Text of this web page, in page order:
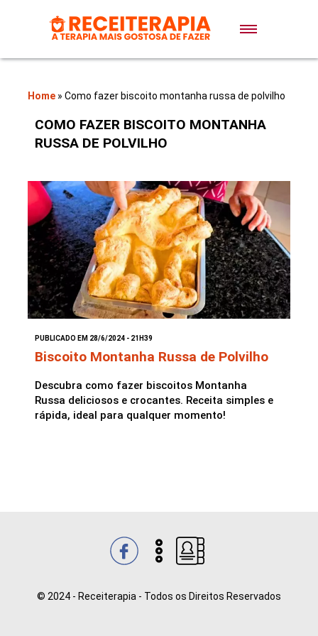
Doces e Sobremesas
Massas
Bolos
Pães
Sopas
Saladas
Home » Como fazer biscoito montanha russa de polvilho
COMO FAZER BISCOITO MONTANHA
RUSSA DE POLVILHO
PUBLICADO EM 28/6/2024 - 21H39
Biscoito Montanha Russa de Polvilho
Descubra como fazer biscoitos Montanha
Russa deliciosos e crocantes. Receita simples e
rápida, ideal para qualquer momento!
© 2024 - Receiterapia - Todos os Direitos Reservados